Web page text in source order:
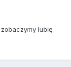
lubię